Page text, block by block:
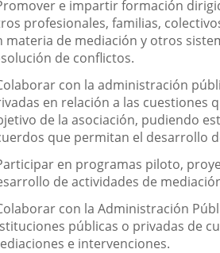
e impartir formación
profesionales, familias,
materia de mediación y otros
de conflictos.
con la administración
en relación a las cuestiones
de la asociación, pudiendo
que permitan el desarrollo
en programas piloto,
de actividades de
con la Administración
públicas o privadas de
e intervenciones.